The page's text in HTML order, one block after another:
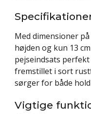
Med dimensioner på
højden og kun 13
pejseindsats
fremstillet i sort
sørger for både
Vigtige